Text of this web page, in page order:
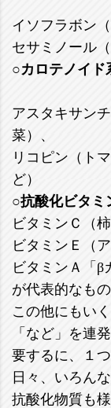
イソフラボン
セサミノール
○カロテノイド
アスタキサン
菜）、
リコピン（ト
ど）
○抗酸化ビタミ
ビタミンＣ（
ビタミンＥ（
ビタミンＡ「β
が代表的なもの
この他にもい
「など」を連
要するに、１
日々、いろん
抗酸化物質も